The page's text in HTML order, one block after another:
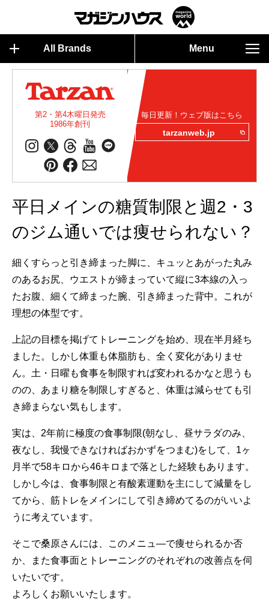
All Brands Menu
第2・第4木曜日発売
1986年創刊
毎日更新！ウェブ版はこちら
tarzanweb.jp
平日メインの糖質制限と週2・3
のジム通いでは痩せられない？
細くすらっと引き締まった脚に、キュッとあがった丸み
のあるお尻、ウエストが締まっていて縦に3本線の入っ
たお腹、細くて締まった腕、引き締まった背中。これが
理想の体型です。
上記の目標を掲げてトレーニングを始め、現在半月経ち
ました。しかし体重も体脂肪も、全く変化がありませ
ん。土・日曜も食事を制限すれば変われるかなと思うも
のの、あまり糖を制限しすぎると、体重は減らせても引
き締まらない気もします。
実は、2年前に極度の食事制限(朝なし、昼サラダのみ、
夜なし、我慢できなければおかずをつまむ)をして、1ヶ
月半で58キロから46キロまで落とした経験もあります。
しかし今は、食事制限と有酸素運動を主にして減量をし
てから、筋トレをメインにして引き締めてるのがいいよ
うに考えています。
そこで桑原さんには、このメニュ―で痩せられるか否
か、また食事面とトレーニングのそれぞれの改善点を伺
いたいです。
よろしくお願いいたします。